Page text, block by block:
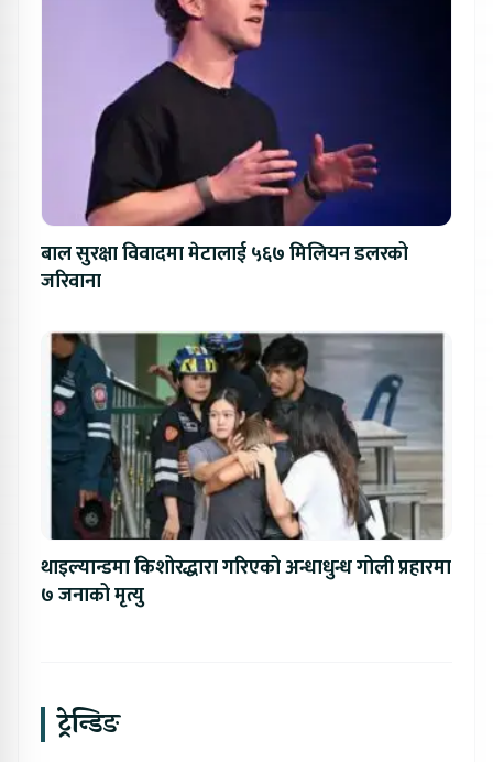
बाल सुरक्षा विवादमा मेटालाई ५६७ मिलियन डलरको
जरिवाना
थाइल्यान्डमा किशोरद्धारा गरिएको अन्धाधुन्ध गोली प्रहारमा
७ जनाको मृत्यु
ट्रेन्डिङ